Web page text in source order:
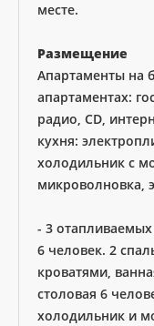
месте.
Размещение
Апартаменты на
апартаментах:
радио, СD,
кухня:
холодильник с
микроволновка,
- 3
6 человек. 2
кроватями,
столовая 6
холодильник и